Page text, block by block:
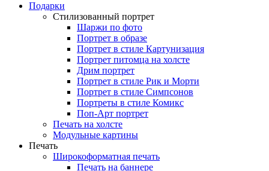
Подарки
Стилизованный портрет
Шаржи по фото
Портрет в образе
Портрет в стиле Картунизация
Портрет питомца на холсте
Дрим портрет
Портрет в стиле Рик и Морти
Портрет в стиле Симпсонов
Портреты в стиле Комикс
Поп-Арт портрет
Печать на холсте
Модульные картины
Печать
Широкоформатная печать
Печать на баннере